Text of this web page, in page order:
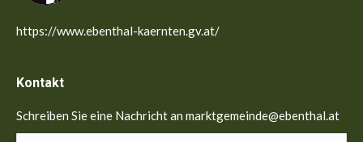
https://www.ebenthal-kaernten.gv.at/
Kontakt
Schreiben Sie eine Nachricht an marktgemeinde@ebenthal.at